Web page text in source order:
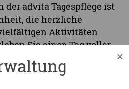
der advita Tagespflege ist
die herzliche
Aktivitäten
Sie einen Tag voller
Von kreativen
gemütliche Spaziergänge
×